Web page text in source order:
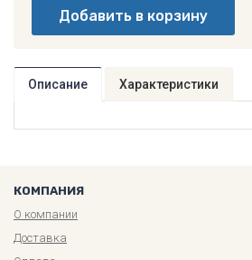
Описание Характеристики
КОМПАНИЯ
О компании
Доставка